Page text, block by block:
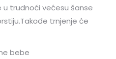
u trudnoći većesu šanse
trnjenje će
bebe